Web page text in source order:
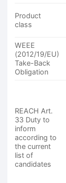
Product
class
WEEE
(2012/19/EU)
Take-Back
Obligation
REACH Art.
33 Duty to
inform
according to
the current
list of
candidates